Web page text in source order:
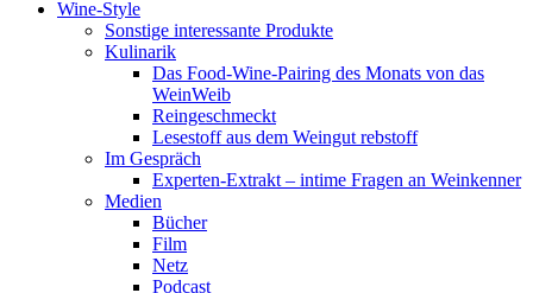
Wine-Style
Sonstige interessante Produkte
Kulinarik
Das Food-Wine-Pairing des Monats von das
WeinWeib
Reingeschmeckt
Lesestoff aus dem Weingut rebstoff
Im Gespräch
Experten-Extrakt – intime Fragen an Weinkenner
Medien
Bücher
Film
Netz
Podcast